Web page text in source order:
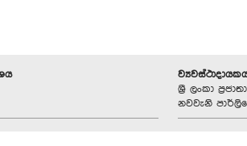
ශ්‍රී ලංකා
නවවැනි